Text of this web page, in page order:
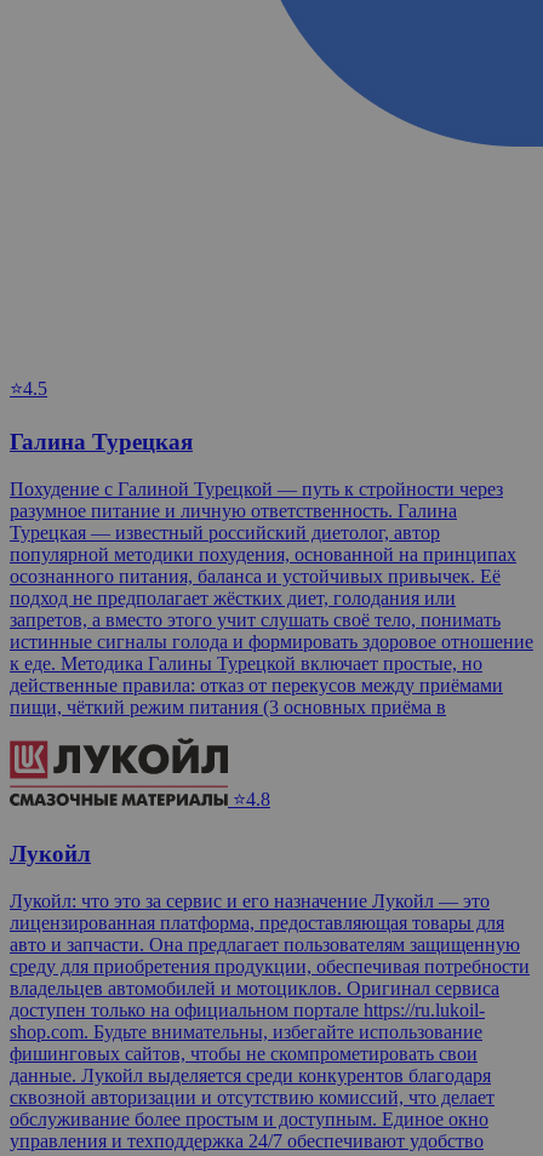
⭐4.5
Галина Турецкая
Похудение с Галиной Турецкой — путь к стройности через
разумное питание и личную ответственность. Галина
Турецкая — известный российский диетолог, автор
популярной методики похудения, основанной на принципах
осознанного питания, баланса и устойчивых привычек. Её
подход не предполагает жёстких диет, голодания или
запретов, а вместо этого учит слушать своё тело, понимать
истинные сигналы голода и формировать здоровое отношение
к еде. Методика Галины Турецкой включает простые, но
действенные правила: отказ от перекусов между приёмами
пищи, чёткий режим питания (3 основных приёма в
⭐4.8
Лукойл
Лукойл: что это за сервис и его назначение Лукойл — это
лицензированная платформа, предоставляющая товары для
авто и запчасти. Она предлагает пользователям защищенную
среду для приобретения продукции, обеспечивая потребности
владельцев автомобилей и мотоциклов. Оригинал сервиса
доступен только на официальном портале https://ru.lukoil-
shop.com. Будьте внимательны, избегайте использование
фишинговых сайтов, чтобы не скомпрометировать свои
данные. Лукойл выделяется среди конкурентов благодаря
сквозной авторизации и отсутствию комиссий, что делает
обслуживание более простым и доступным. Единое окно
управления и техподдержка 24/7 обеспечивают удобство